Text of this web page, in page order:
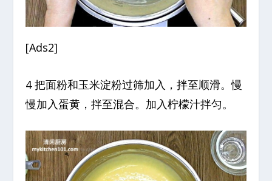
[Ads2]
4 把面粉和玉米淀粉过筛加入，拌至顺滑。慢
慢加入蛋黄，拌至混合。加入柠檬汁拌匀。